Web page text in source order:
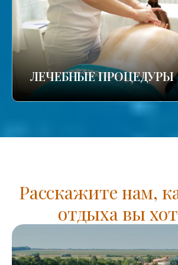
ЛЕЧЕБНЫЕ ПРОЦЕДУРЫ
Расскажите нам,
отдыха вы